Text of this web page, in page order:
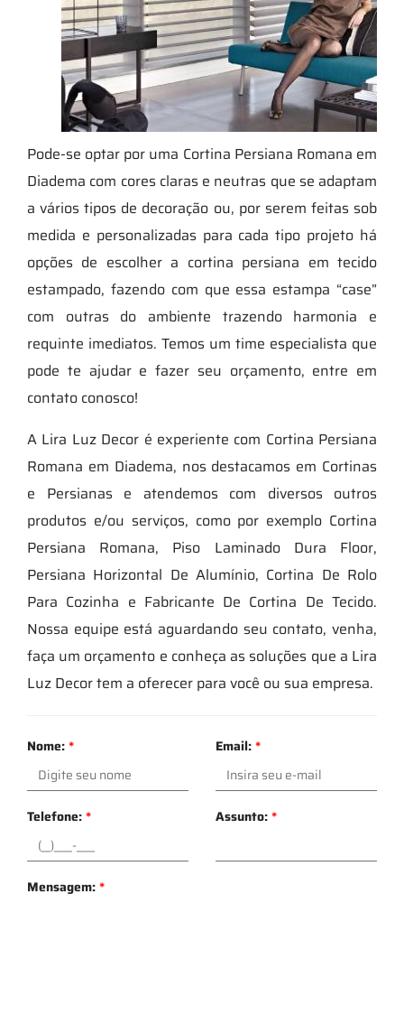
Pode-se optar por uma Cortina Persiana Romana em
Diadema com cores claras e neutras que se adaptam
a vários tipos de decoração ou, por serem feitas sob
medida e personalizadas para cada tipo projeto há
opções de escolher a cortina persiana em tecido
estampado, fazendo com que essa estampa “case”
com outras do ambiente trazendo harmonia e
requinte imediatos. Temos um time especialista que
pode te ajudar e fazer seu orçamento, entre em
contato conosco!
A Lira Luz Decor é experiente com Cortina Persiana
Romana em Diadema, nos destacamos em Cortinas
e Persianas e atendemos com diversos outros
produtos e/ou serviços, como por exemplo Cortina
Persiana Romana, Piso Laminado Dura Floor,
Persiana Horizontal De Alumínio, Cortina De Rolo
Para Cozinha e Fabricante De Cortina De Tecido.
Nossa equipe está aguardando seu contato, venha,
faça um orçamento e conheça as soluções que a Lira
Luz Decor tem a oferecer para você ou sua empresa.
Nome:* Email:*
Telefone:* Assunto:*
Mensagem:*